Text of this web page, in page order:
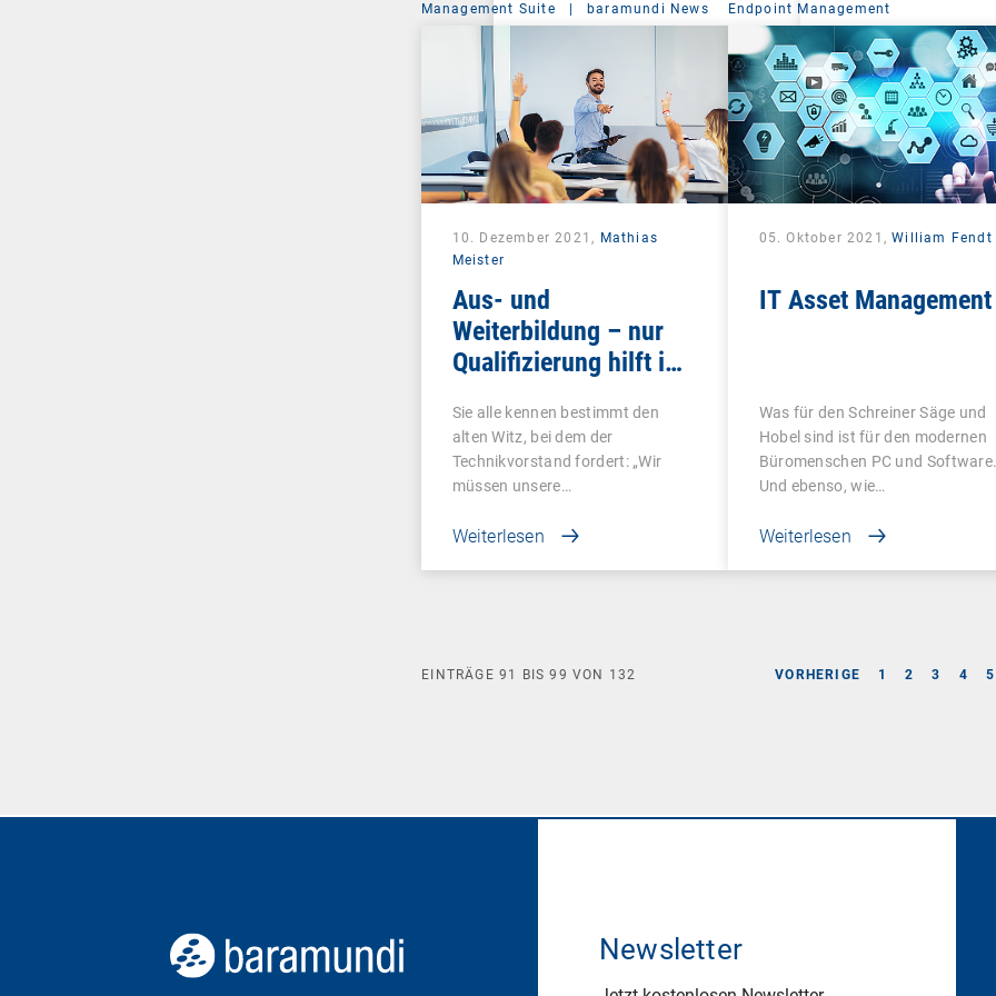
Management Suite | baramundi News
10. Dezember 2021, Mathias
Meister
Aus- und
Weiterbildung – nur
Qualifizierung hilft im
Sie alle kennen bestimmt den
alten Witz, bei dem der
Technikvorstand fordert: „Wir
müssen unsere…
Weiterlesen
Endpoint Management
05. Oktober 2021,William Fendt
IT Asset Management
Was für den Schreiner Säge und
Hobel sind ist für den modernen
Büromenschen PC und
Und ebenso, wie…
Weiterlesen
VORHERIGE 1 2 3 4 5
EINTRÄGE 91 BIS99 VON 132
Newsletter